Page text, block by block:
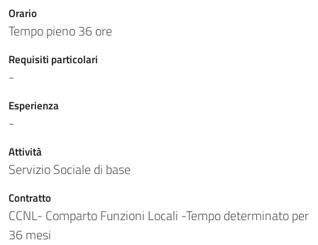
Orario
Tempo pieno 36 ore
Requisiti particolari
-
Esperienza
-
Attività
Servizio Sociale di base
Contratto
CCNL- Comparto Funzioni Locali -Tempo determinato per
36 mesi